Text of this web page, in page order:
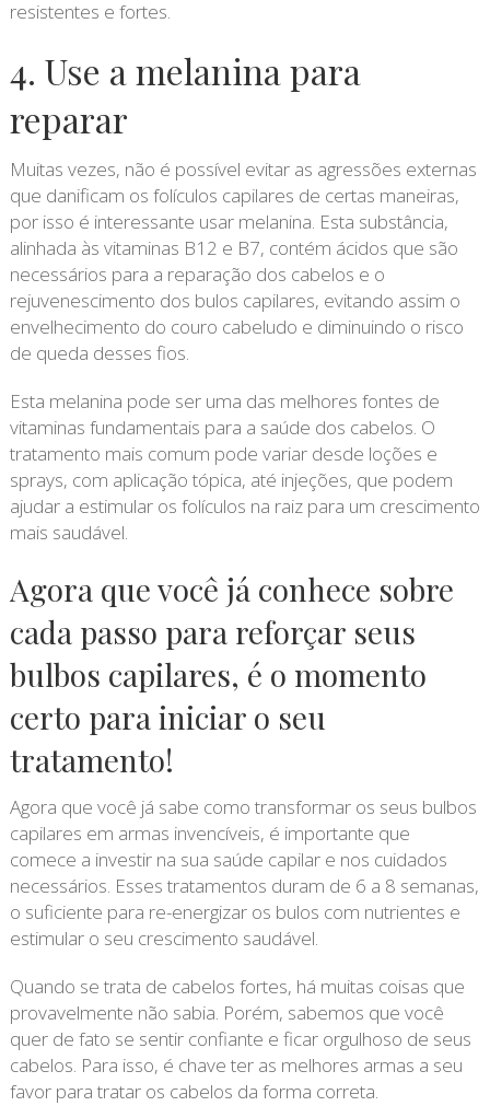
resistentes e fortes.
4. Use a melanina para
reparar
Muitas vezes, não é possível evitar as agressões externas
que danificam os folículos capilares de certas maneiras,
por isso é interessante usar melanina. Esta substância,
alinhada às vitaminas B12 e B7, contém ácidos que são
necessários para a reparação dos cabelos e o
rejuvenescimento dos bulos capilares, evitando assim o
envelhecimento do couro cabeludo e diminuindo o risco
de queda desses fios.
Esta melanina pode ser uma das melhores fontes de
vitaminas fundamentais para a saúde dos cabelos. O
tratamento mais comum pode variar desde loções e
sprays, com aplicação tópica, até injeções, que podem
ajudar a estimular os folículos na raiz para um crescimento
mais saudável.
Agora que você já conhece sobre
cada passo para reforçar seus
bulbos capilares, é o momento
certo para iniciar o seu
tratamento!
Agora que você já sabe como transformar os seus bulbos
capilares em armas invencíveis, é importante que
comece a investir na sua saúde capilar e nos cuidados
necessários. Esses tratamentos duram de 6 a 8 semanas,
o suficiente para re-energizar os bulos com nutrientes e
estimular o seu crescimento saudável.
Quando se trata de cabelos fortes, há muitas coisas que
provavelmente não sabia. Porém, sabemos que você
quer de fato se sentir confiante e ficar orgulhoso de seus
cabelos. Para isso, é chave ter as melhores armas a seu
favor para tratar os cabelos da forma correta.